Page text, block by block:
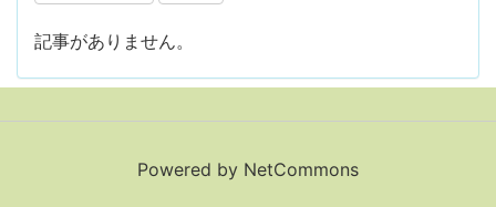
記事がありません。
Powered by NetCommons